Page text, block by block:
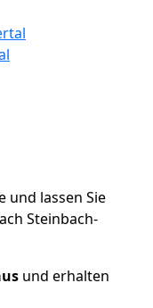
und lassen Sie
Steinbach-
und erhalten